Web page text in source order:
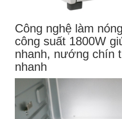
Công nghệ làm
công suất 1800W
nhanh, nướng chín
nhanh